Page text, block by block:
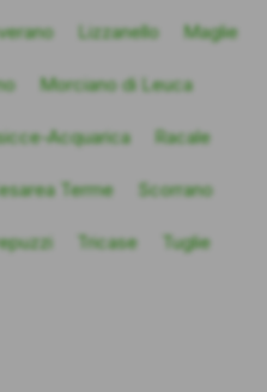
Lizzanello Maglie
Morciano di Leuca
Acquarica Racale
Terme Scorrano
Tricase Tuglie